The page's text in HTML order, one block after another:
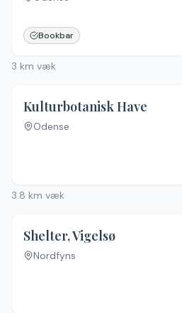
Bookbar
3 km væk
Kulturbotanisk Have
Odense
3.8 km væk
Shelter, Vigelsø
Nordfyns